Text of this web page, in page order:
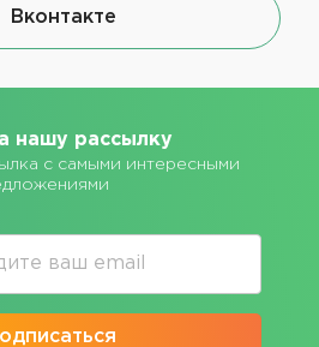
Вконтакте
нашу рассылку
с самыми интересными